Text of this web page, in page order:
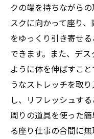
クの端を持ちながら
スクに向かって座り
をゆっくり引き寄せ
できます。また、デ
ように体を伸ばすこ
うなストレッチを取
し、リフレッシュす
周りの道具を使った
る座り仕事の合間に